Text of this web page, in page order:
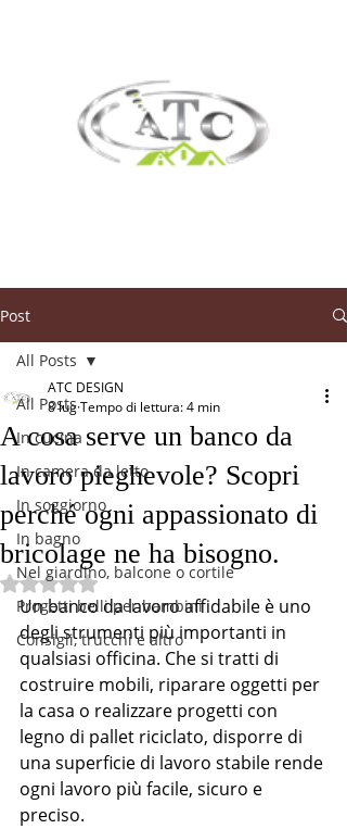
Post
All Posts
In cucina
In camera da letto
In soggiorno
In bagno
Nel giardino, balcone o cortile
Progetti belli per bambini
Consigli, trucchi e altro
All Posts
A cosa serve un banco da
lavoro pieghevole? Scopri
perché ogni appassionato di
bricolage ne ha bisogno.
ATC DESIGN
8 lugTempo di lettura: 4 min
Valutazione NaN stelle su 5.
Un banco da lavoro affidabile è uno
degli strumenti più importanti in
qualsiasi officina. Che si tratti di
costruire mobili, riparare oggetti per
la casa o realizzare progetti con
legno di pallet riciclato, disporre di
una superficie di lavoro stabile rende
ogni lavoro più facile, sicuro e
preciso.